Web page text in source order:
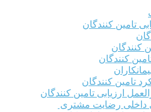
تامین کنندگان
کنندگان
کنندگان
تامین کنندگان
ارزیابی تامین کنندگان
رضایت مشتری